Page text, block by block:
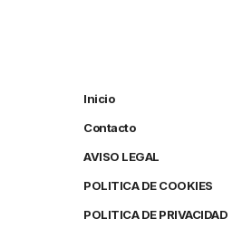
Inicio
Contacto
AVISO LEGAL
POLITICA DE COOKIES
POLITICA DE PRIVACIDAD